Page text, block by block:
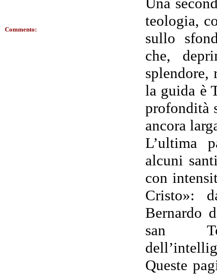
Commento:
teologia,
sullo
che,
splendore,
la guida è
profondità
ancora
L’ultima
alcuni
con
Cristo»:
Bernardo
san
Queste